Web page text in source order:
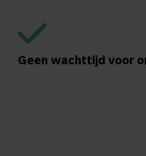
Geen wachttijd voor